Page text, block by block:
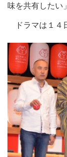
味を共有したい
ドラマは１４